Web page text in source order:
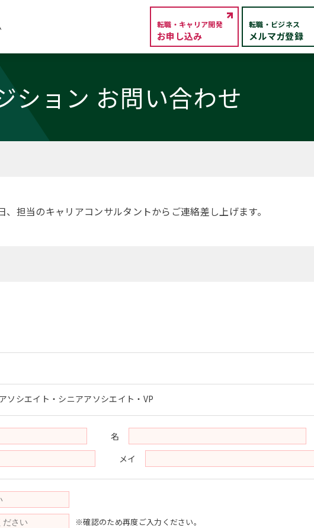
転職・キャリア開発
お申し込み
転職・ビジネス
メルマガ登録
ション お問い合わせ
担当のキャリアコンサルタントからご連絡差し上げます。
ソシエイト・シニアアソシエイト・VP
名
メイ
※確認のため再度ご入力ください。